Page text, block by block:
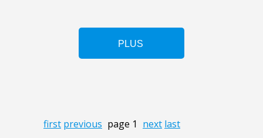
first previous page 1 next last